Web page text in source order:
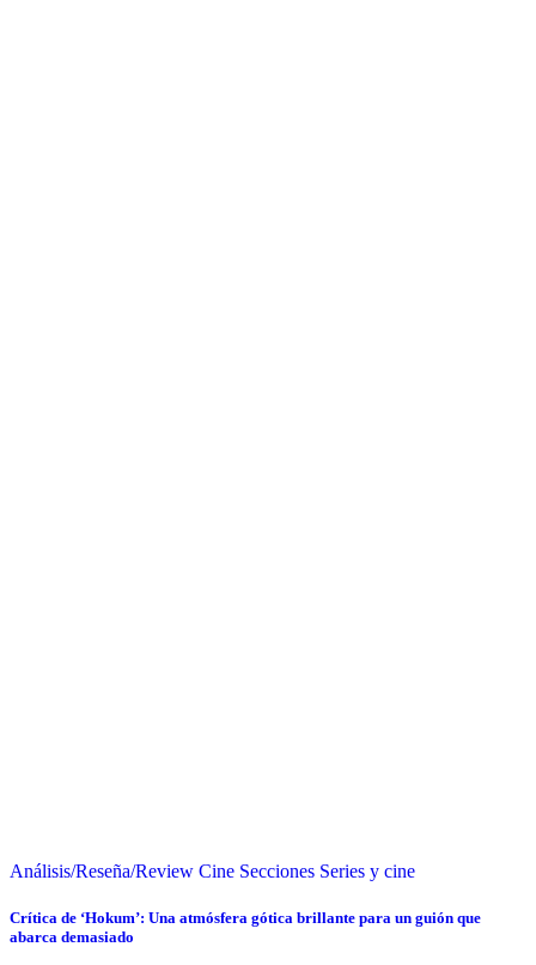
Análisis/Reseña/Review Cine Secciones Series y cine
Crítica de ‘Hokum’: Una atmósfera gótica brillante para un guión que
abarca demasiado